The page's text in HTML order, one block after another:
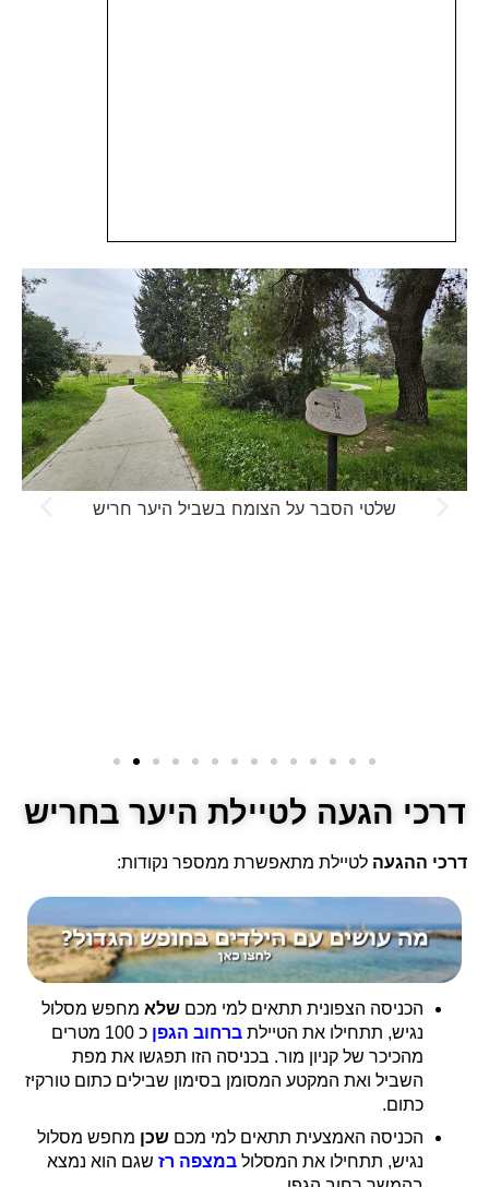
שלטי הסבר על הצומח בשביל היער חריש
דרכי הגעה לטיילת היער בחריש
דרכי ההגעה לטיילת מתאפשרת ממספר נקודות:
הכניסה הצפונית תתאים למי מכם שלא מחפש מסלול
נגיש, תתחילו את הטיילת ברחוב הגפן
כ 100 מטרים
מהכיכר של קניון מור. בכניסה הזו תפגשו את מפת
השביל ואת המקטע המסומן בסימון שבילים כתום טורקיז
כתום.
הכניסה האמצעית תתאים למי מכם שכן מחפש מסלול
נגיש, תתחילו את המסלול במצפה רז שגם הוא נמצא